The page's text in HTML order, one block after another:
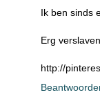
Ik ben sinds
Erg
http://